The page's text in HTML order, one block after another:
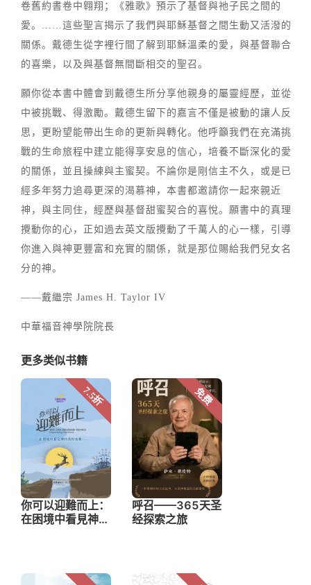
卷舊約書卷中翱翔；《雅歌》預示了基督與祂子民之間的
愛。……這些聖言揭示了我們與耶穌基督之間生動又活潑的
關係。戴德生從字裡行間了解到耶穌溫柔的愛，與基督聯合
的喜樂，以及與基督無間斷相交的聖召。
願你從本書中體會到戴德生所分享他親身的屬靈經歷，並從
中被挑戰、得激勵。戴德生留下的嘉言不僅是被動的讓人反
思，更盼望能帶出生命的更新與轉化。他呼籲我們在充滿挑
戰的生命旅程中建立能得享安息的信心，培養不斷深化的愛
的關係，並且操練與主蜜契。不論你是剛信主不久，或是已
經多年努力追尋更深的渴慕神，本書都邀請你一起來親近
神，與主同住，經歷與基督甜蜜契合的喜悅。願書中的真理
攪動你的心，正如過去英文版攪動了千萬人的心一樣，引導
你進入與神更豐富和充實的關係，就是那位賜給我們兒女名
分的神。
——戴繼宗 James H. Taylor IV
中華福音神學院院長
更多类似书籍